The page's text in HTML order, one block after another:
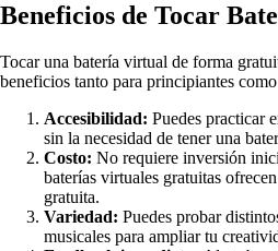
Beneficios de Tocar
Tocar una batería virtual de forma
beneficios tanto para principiantes
Accesibilidad: Puedes practicar
sin la necesidad de tener una
Costo: No requiere inversión
baterías virtuales gratuitas
gratuita.
Variedad: Puedes probar
musicales para ampliar tu